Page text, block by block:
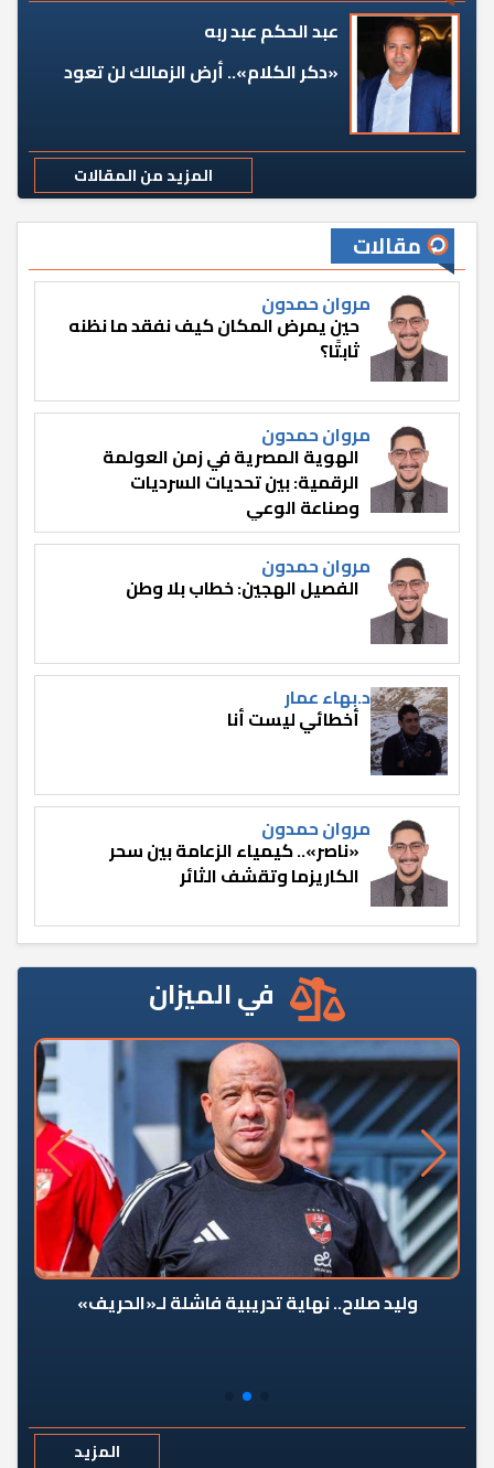
عبد الحكم عبد ربه
«دكر الكلام».. أرض الزمالك لن تعود
المزيد من المقالات
مقالات
مروان حمدون
حين يمرض المكان كيف نفقد ما نظنه
ثابتًا؟
مروان حمدون
الهوية المصرية في زمن العولمة
الرقمية: بين تحديات السرديات
وصناعة الوعي
مروان حمدون
الفصيل الهجين: خطاب بلا وطن
د.بهاء عمار
أخطائي ليست أنا
مروان حمدون
«ناصر».. كيمياء الزعامة بين سحر
الكاريزما وتقشف الثائر
في الميزان
وليد صلاح.. نهاية تدريبية فاشلة لـ«الحريف»
المزيد